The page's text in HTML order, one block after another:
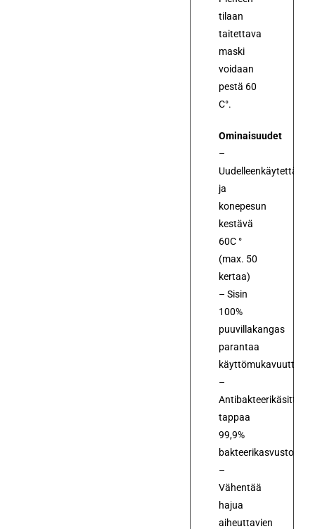
tilaan
taitettava
maski
voidaan
pestä 60
C°.
Ominaisuudet
–
Uudelleenkäytettävä
ja
konepesun
kestävä
60C °
(max. 50
kertaa)
– Sisin
100%
puuvillakangas
parantaa
käyttömukavuutta
–
Antibakteerikäsittely
tappaa
99,9%
bakteerikasvustosta
–
Vähentää
hajua
aiheuttavien